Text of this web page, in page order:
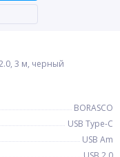
2.0, 3 м, черный
BORASCO
USB Type-C
USB Am